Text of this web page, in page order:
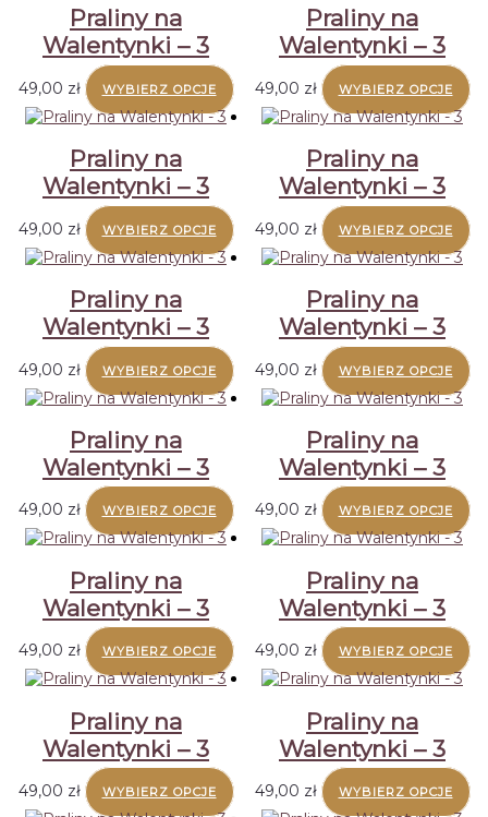
Praliny na
Walentynki – 3
49,00 zł WYBIERZ OPCJE
Praliny na
Walentynki – 3
49,00 zł WYBIERZ OPCJE
Praliny na
Walentynki – 3
49,00 zł WYBIERZ OPCJE
Praliny na
Walentynki – 3
49,00 zł WYBIERZ OPCJE
Praliny na
Walentynki – 3
49,00 zł WYBIERZ OPCJE
Praliny na
Walentynki – 3
49,00 zł WYBIERZ OPCJE
Praliny na
Walentynki – 3
49,00 zł WYBIERZ OPCJE
Praliny na
Walentynki – 3
49,00 zł WYBIERZ OPCJE
Praliny na
Walentynki – 3
49,00 zł WYBIERZ OPCJE
Praliny na
Walentynki – 3
49,00 zł WYBIERZ OPCJE
Praliny na
Walentynki – 3
49,00 zł WYBIERZ OPCJE
Praliny na
Walentynki – 3
49,00 zł WYBIERZ OPCJE